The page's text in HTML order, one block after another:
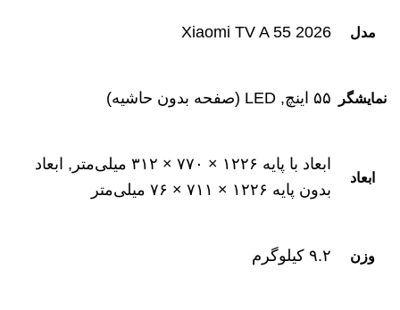
مدل Xiaomi TV A 55 2026
نمایشگر ۵۵ اینچ, LED (صفحه بدون حاشیه)
ابعاد
ابعاد با پایه ۱۲۲۶ × ۷۷۰ × ۳۱۲ میلی‌متر, ابعاد
بدون پایه ۱۲۲۶ × ۷۱۱ × ۷۶ میلی‌متر
وزن ۹.۲ کیلوگرم